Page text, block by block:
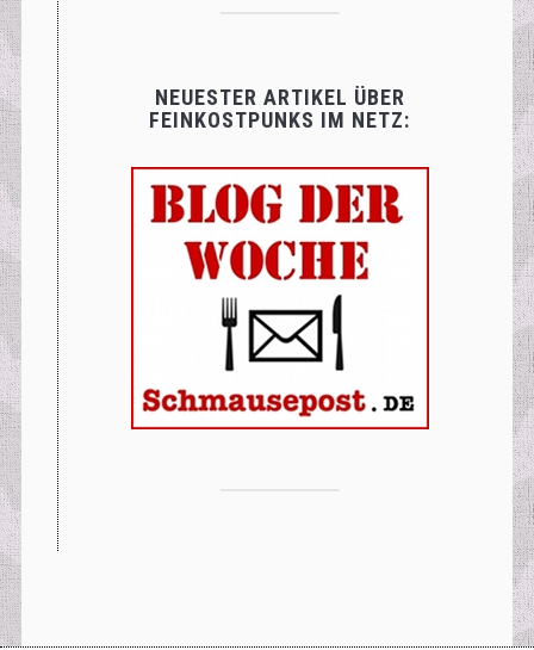
NEUESTER ARTIKEL ÜBER
FEINKOSTPUNKS IM NETZ: